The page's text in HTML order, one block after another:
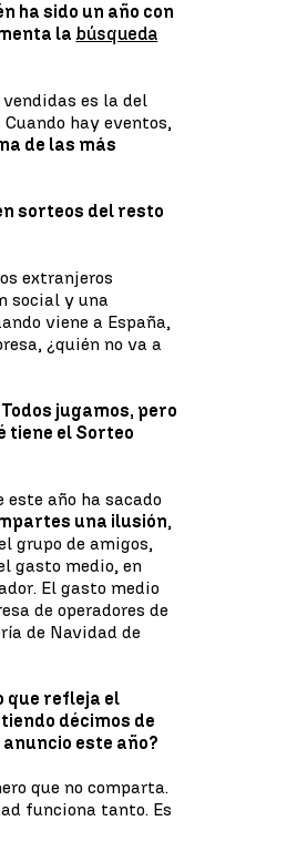
ha sido un año con
la búsqueda
vendidas es la del
hay eventos,
de las más
sorteos del resto
extranjeros
social y una
viene a España,
¿quién no va a
jugamos, pero
tiene el Sorteo
este año ha sacado
una ilusión,
grupo de amigos,
gasto medio, en
El gasto medio
de operadores de
de Navidad de
que refleja el
décimos de
este año?
que no comparta.
funciona tanto. Es